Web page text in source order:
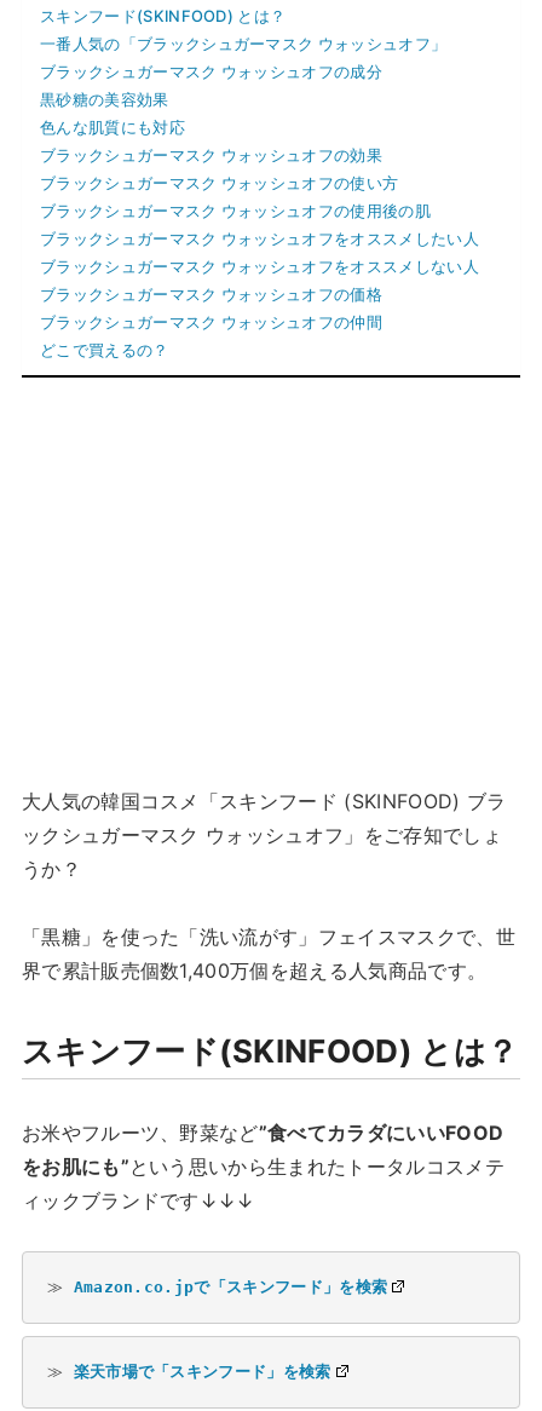
スキンフード(SKINFOOD) とは？
一番人気の「ブラックシュガーマスク ウォッシュオフ」
ブラックシュガーマスク ウォッシュオフの成分
黒砂糖の美容効果
色んな肌質にも対応
ブラックシュガーマスク ウォッシュオフの効果
ブラックシュガーマスク ウォッシュオフの使い方
ブラックシュガーマスク ウォッシュオフの使用後の肌
ブラックシュガーマスク ウォッシュオフをオススメしたい人
ブラックシュガーマスク ウォッシュオフをオススメしない人
ブラックシュガーマスク ウォッシュオフの価格
ブラックシュガーマスク ウォッシュオフの仲間
どこで買えるの？
大人気の韓国コスメ「スキンフード (SKINFOOD) ブラ
ックシュガーマスク ウォッシュオフ」をご存知でしょ
うか？
「黒糖」を使った「洗い流がす」フェイスマスクで、世
界で累計販売個数1,400万個を超える人気商品です。
スキンフード(SKINFOOD) とは？
お米やフルーツ、野菜など”食べてカラダにいいFOOD
をお肌にも”という思いから生まれたトータルコスメテ
ィックブランドです↓↓↓
≫ Amazon.co.jpで「スキンフード」を検索
≫ 楽天市場で「スキンフード」を検索